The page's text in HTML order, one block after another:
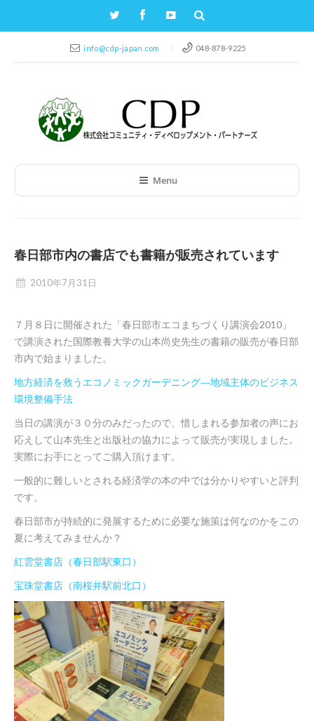
info@cdp-japan.com 048-878-9225
Menu
春日部市内の書店でも書籍が販売されています
2010年7月31日
７月８日に開催された「春日部市エコまちづくり講演会2010」
で講演された国際教養大学の山本尚史先生の書籍の販売が春日部
市内で始まりました。
地方経済を救うエコノミックガーデニング―地域主体のビジネス
環境整備手法
当日の講演が３０分のみだったので、惜しまれる参加者の声にお
応えして山本先生と出版社の協力によって販売が実現しました。
実際にお手にとってご購入頂けます。
一般的に難しいとされる経済学の本の中では分かりやすいと評判
です。
春日部市が持続的に発展するために必要な施策は何なのかをこの
夏に考えてみませんか？
紅雲堂書店（春日部駅東口）
宝珠堂書店（南桜井駅前北口）